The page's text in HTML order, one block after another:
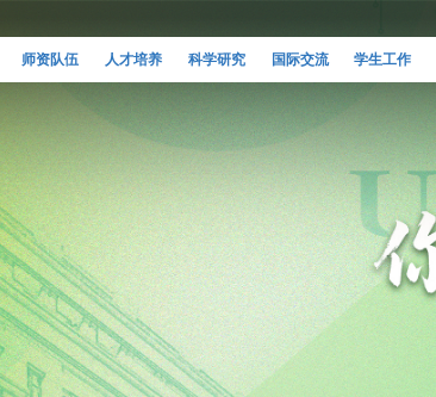
师资队伍 人才培养 科学研究 国际交流 学生工作